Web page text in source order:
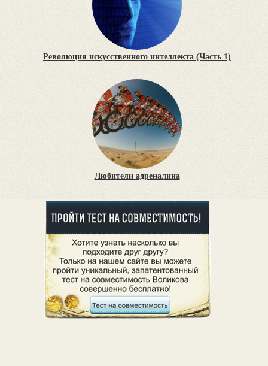
Революция искусственного интеллекта (Часть 1)
Любители адреналина